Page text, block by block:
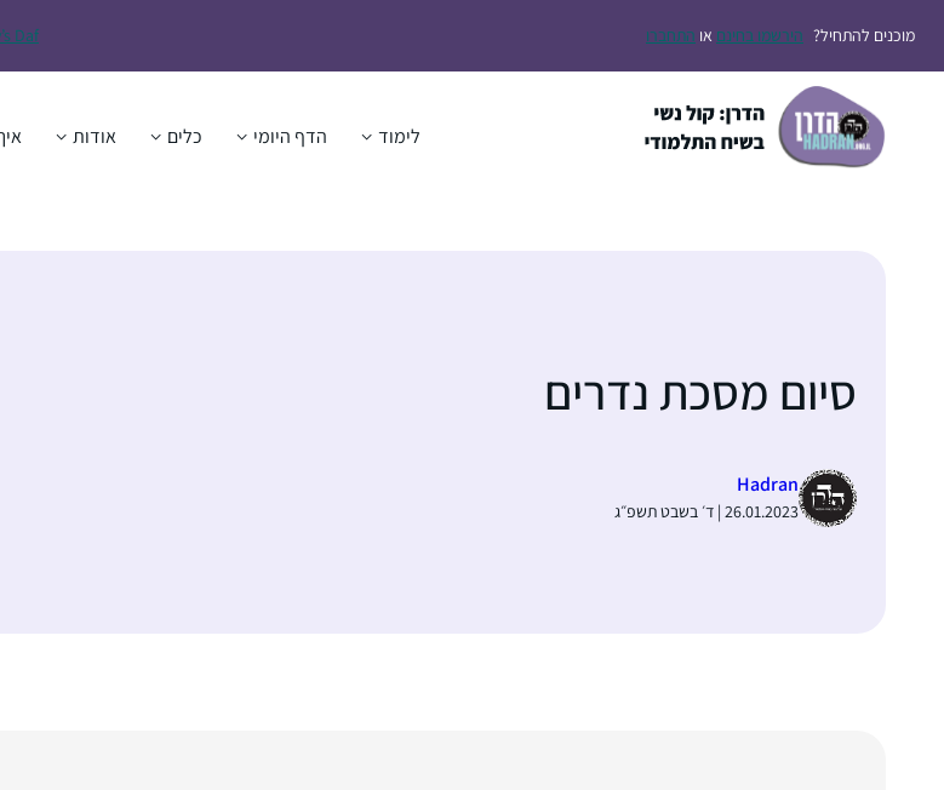
לתוכןמוכנים להתחיל? הירשמו בחינם או התחברו Daf – זבחים נ״ו
לימוד הדף היומי כלים אודות
סיום מסכת נדרים
Hadran
26.01.2023 | ד׳ בשבט תשפ״ג